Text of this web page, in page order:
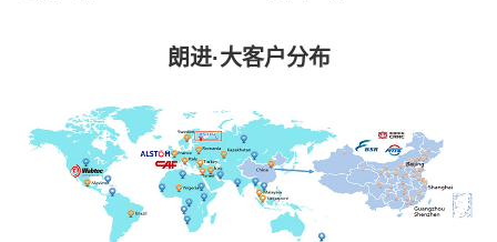
朗进·大客户分布